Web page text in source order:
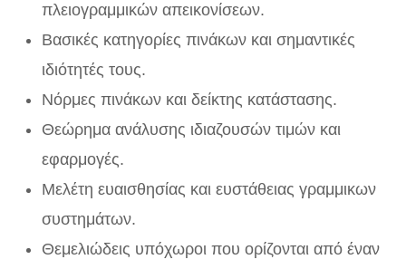
πλειογραμμικών απεικονίσεων.
Βασικές κατηγορίες πινάκων και σημαντικές
ιδιότητές τους.
Νόρμες πινάκων και δείκτης κατάστασης.
Θεώρημα ανάλυσης ιδιαζουσών τιμών και
εφαρμογές.
Μελέτη ευαισθησίας και ευστάθειας γραμμικων
συστημάτων.
Θεμελιώδεις υπόχωροι που ορίζονται από έναν